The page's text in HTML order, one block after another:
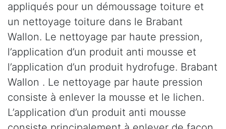
appliqués pour un démoussage toiture et
un nettoyage toiture dans le Brabant
Wallon. Le nettoyage par haute pression,
l’application d’un produit anti mousse et
l’application d’un produit hydrofuge. Brabant
Wallon . Le nettoyage par haute pression
consiste à enlever la mousse et le lichen.
L’application d’un produit anti mousse